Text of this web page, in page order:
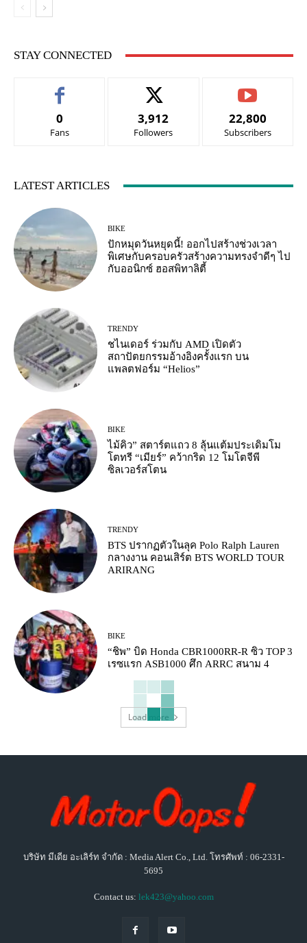
STAY CONNECTED
0
Fans
3,912
Followers
22,800
Subscribers
LATEST ARTICLES
BIKE
ปักหมุดวันหยุดนี้! ออกไปสร้างช่วงเวลา
พิเศษกับครอบครัวสร้างความทรงจำดีๆ ไป
กับออนิกซ์ ฮอสพิทาลิตี้
TRENDY
ชไนเดอร์ ร่วมกับ AMD เปิดตัว
สถาปัตยกรรมอ้างอิงครั้งแรก บน
แพลตฟอร์ม “Helios”
BIKE
ไม้คิว” สตาร์ตแถว 8 ลุ้นแต้มประเดิมโม
โตทรี “เมียร์” คว้ากริด 12 โมโตจีพี
ซิลเวอร์สโตน
TRENDY
BTS ปรากฏตัวในลุค Polo Ralph Lauren
กลางงาน คอนเสิร์ต BTS WORLD TOUR
ARIRANG
BIKE
“ชิพ” บิด Honda CBR1000RR-R ซิว TOP 3
เรซแรก ASB1000 ศึก ARRC สนาม 4
Load more
บริษัท มีเดีย อะเลิร์ท จำกัด : Media Alert Co., Ltd. โทรศัพท์ : 06-2331-
5695
Contact us: lek423@yahoo.com